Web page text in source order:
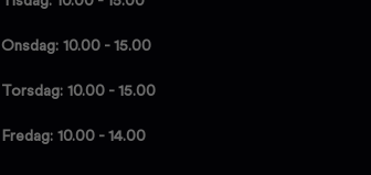
Onsdag: 10.00 - 15.00
Torsdag: 10.00 - 15.00
Fredag: 10.00 - 14.00